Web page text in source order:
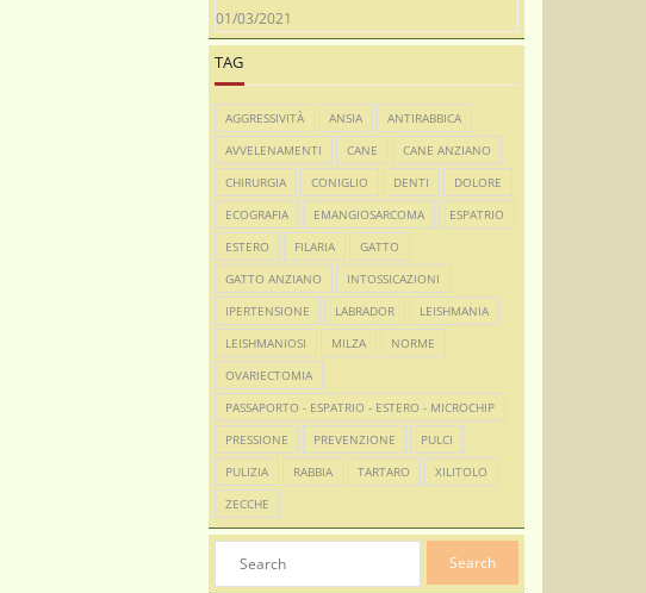
01/03/2021
TAG
AGGRESSIVITÀ ANSIA
ANTIRABBICA
AVVELENAMENTI
CANE
CANE ANZIANO
CHIRURGIA
CONIGLIO DENTI
DOLORE
ECOGRAFIA
EMANGIOSARCOMA
ESPATRIO
ESTERO
FILARIA
GATTO
GATTO ANZIANO
INTOSSICAZIONI
IPERTENSIONE
LABRADOR
LEISHMANIA
LEISHMANIOSI
MILZA
NORME
OVARIECTOMIA
PASSAPORTO - ESPATRIO - ESTERO - MICROCHIP
PRESSIONE
PREVENZIONE
PULCI
PULIZIA
RABBIA TARTARO
XILITOLO
ZECCHE